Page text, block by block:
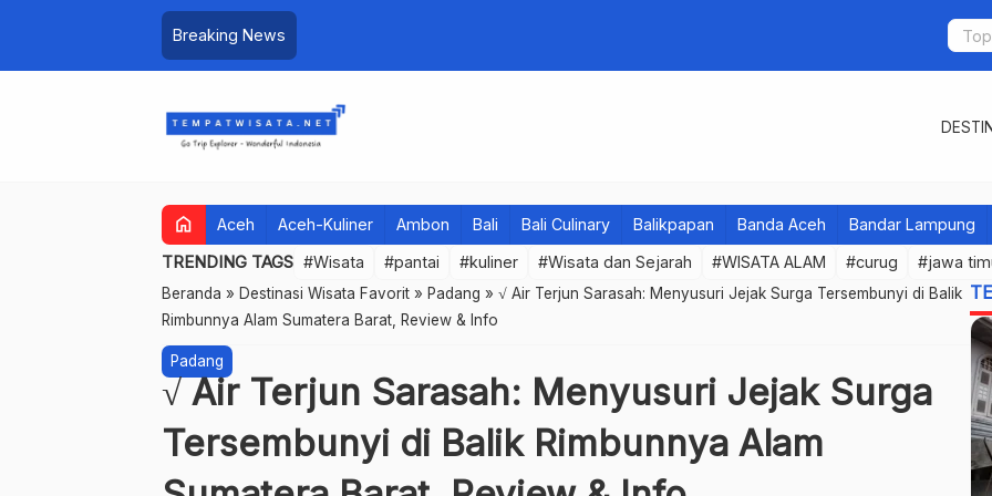
Breaking News
home Aceh Aceh-Kuliner Ambon Bali Bali Culinary Balikpapan Banda Aceh Bandar Lampung
TRENDING TAGS #Wisata #pantai #kuliner #Wisata dan Sejarah #WISATA ALAM #curug #jawa
Beranda » Destinasi Wisata Favorit » Padang » √ Air Terjun Sarasah: Menyusuri Jejak Surga Tersembunyi di Balik
Rimbunnya Alam Sumatera Barat, Review & Info
Padang
√ Air Terjun Sarasah: Menyusuri Jejak Surga
Tersembunyi di Balik Rimbunnya Alam